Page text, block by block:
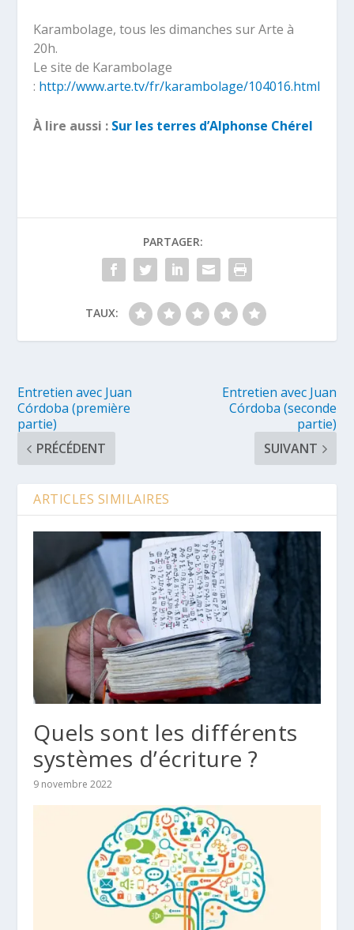
Karambolage, tous les dimanches sur Arte à
20h.
Le site de Karambolage
: http://www.arte.tv/fr/karambolage/104016.html
À lire aussi : Sur les terres d’Alphonse Chérel
PARTAGER:
TAUX:
Entretien avec Juan
Córdoba (première
partie)
PRÉCÉDENT
Entretien avec Juan
Córdoba (seconde
partie)
SUIVANT
ARTICLES SIMILAIRES
Quels sont les différents
systèmes d’écriture ?
9 novembre 2022